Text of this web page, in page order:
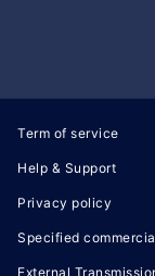
Term of service
Help & Support
Privacy policy
Specified
External